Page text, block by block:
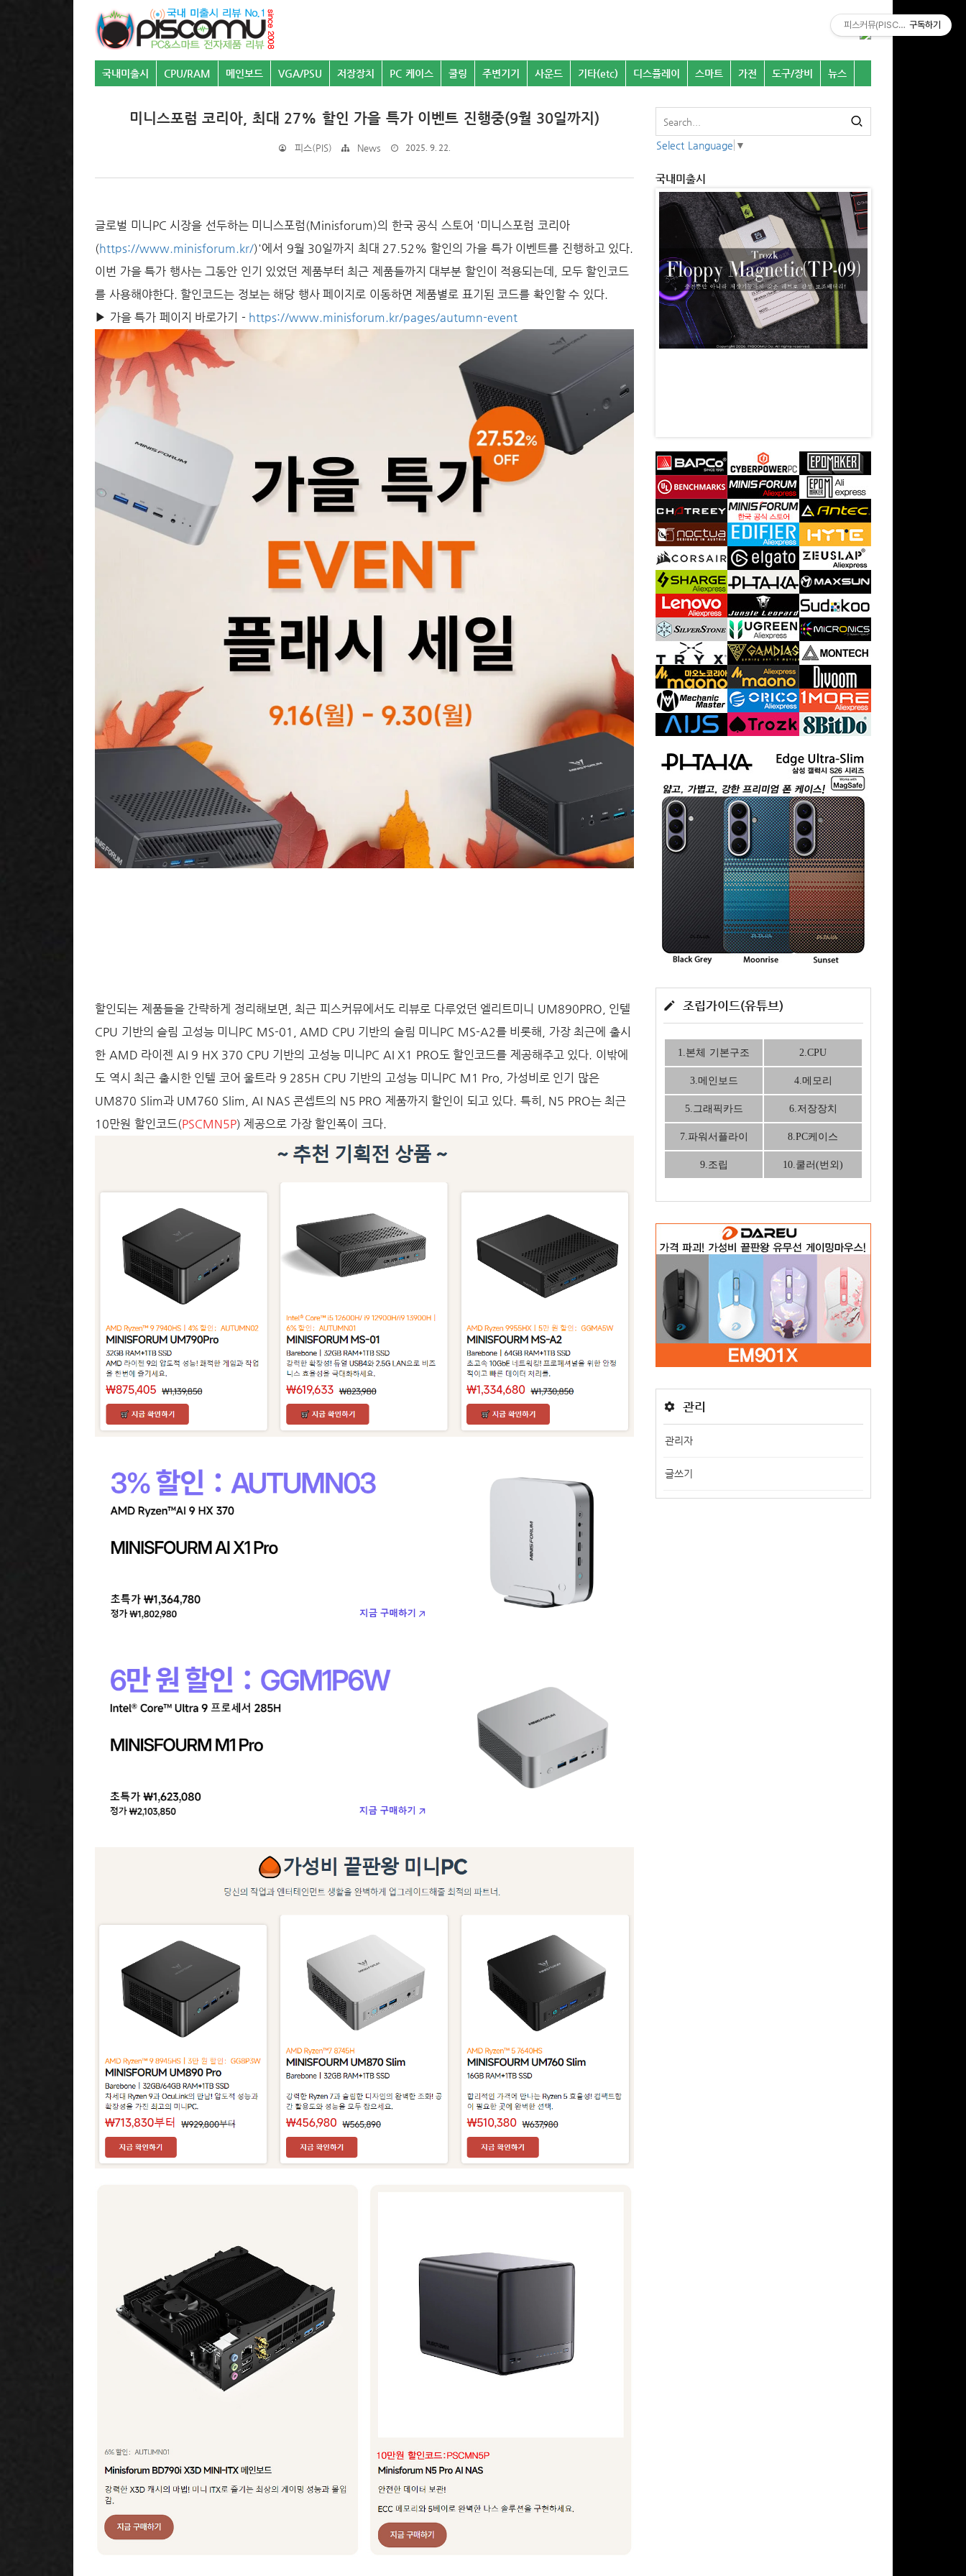
국내미출시 CPU/RAM 메인보드 VGA/PSU 저장장치 PC 케이스 쿨링 주변기기 사운드 기타(etc) 디스플레이 스마트 가전 도구/장비 뉴스
미니스포럼 코리아, 최대 27% 할인 가을 특가 이벤트 진행중(9월 30일까지)
피스(PIS) News 2025. 9. 22.
글로벌 미니PC 시장을 선두하는 미니스포럼(Minisforum)의 한국 공식 스토어 '미니스포럼 코리아
(https://www.minisforum.kr/)'에서 9월 30일까지 최대 27.52% 할인의 가을 특가 이벤트를 진행하고 있다.
이번 가을 특가 행사는 그동안 인기 있었던 제품부터 최근 제품들까지 대부분 할인이 적용되는데, 모두 할인코드
를 사용해야한다. 할인코드는 정보는 해당 행사 페이지로 이동하면 제품별로 표기된 코드를 확인할 수 있다.
▶ 가을 특가 페이지 바로가기 - https://www.minisforum.kr/pages/autumn-event
할인되는 제품들을 간략하게 정리해보면, 최근 피스커뮤에서도 리뷰로 다루었던 엘리트미니 UM890PRO, 인텔
CPU 기반의 슬림 고성능 미니PC MS-01, AMD CPU 기반의 슬림 미니PC MS-A2를 비롯해, 가장 최근에 출시
한 AMD 라이젠 AI 9 HX 370 CPU 기반의 고성능 미니PC AI X1 PRO도 할인코드를 제공해주고 있다. 이밖에
도 역시 최근 출시한 인텔 코어 울트라 9 285H CPU 기반의 고성능 미니PC M1 Pro, 가성비로 인기 많은
UM870 Slim과 UM760 Slim, AI NAS 콘셉트의 N5 PRO 제품까지 할인이 되고 있다. 특히, N5 PRO는 최근
10만원 할인코드(PSCMN5P) 제공으로 가장 할인폭이 크다.
Select Language ▼
국내미출시
조립가이드(유튜브)
1.본체 기본구조 2.CPU
3.메인보드 4.메모리
5.그래픽카드 6.저장장치
7.파워서플라이 8.PC케이스
9.조립 10.쿨러(번외)
관리
관리자
글쓰기
피스커뮤(PISCOMU)구독하기